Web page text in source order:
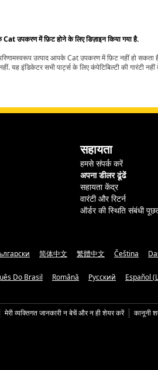
उपकरण में फ़िट होने के लिए डिज़ाइन किया गया है.
उत्पाद आपके Cat उपकरण में फ़िट नहीं हो
यह इंडिकेटर सभी पार्ट्स के लिए कंपेटिबिल्टी की गारंटी
सहायता
हमसे संपर्क करें
अपना डीलर ढूंढें
सहायता केंद्र
वारंटी और रिटर्न
ऑर्डर की स्थिति संबंधी
简体中文 繁體中文 Čeština
Do Brasil Română Русский Español
मेरी व्यक्तिगत जानकारी न बेचें और न ही शेयर करें कानूनी